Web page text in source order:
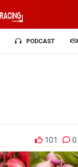
PODCAST
101 0